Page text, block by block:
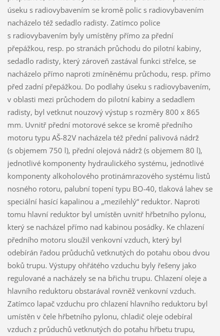
úseku s radiovybavením se kromě polic s radiovybavením
nacházelo též sedadlo radisty. Zatímco police
s radiovybavením byly umístěny přímo za přední
přepážkou, resp. po stranách průchodu do pilotní kabiny,
sedadlo radisty, který zároveň zastával funkci střelce, se
nacházelo přímo naproti zmíněnému průchodu, resp. přímo
před zadní přepážkou. Do podlahy úseku s radiovybavením,
v oblasti mezi průchodem do pilotní kabiny a sedadlem
radisty, byl vetknut nouzový výstup s rozměry 800 x 865
mm. Uvnitř přední motorové sekce se kromě předního
motoru typu AŠ-82V nacházela též přední palivová nádrž
(s objemem 750 l), přední olejová nádrž (s objemem 80 l),
jednotlivé komponenty hydraulického systému, jednotlivé
komponenty alkoholového protinámrazového systému listů
nosného rotoru, palubní topení typu BO-40, tlaková lahev se
speciální hasící kapalinou a „mezilehlý“ reduktor. Naproti
tomu hlavní reduktor byl umístěn uvnitř hřbetního pylonu,
který se nacházel přímo nad kabinou posádky. Ke chlazení
předního motoru sloužil venkovní vzduch, který byl
odebírán řadou průduchů vetknutých do potahu obou dvou
boků trupu. Výstupy ohřátého vzduchu byly řešeny jako
regulované a nacházely se na břichu trupu. Chlazení oleje a
hlavního reduktoru obstarával rovněž venkovní vzduch.
Zatímco lapač vzduchu pro chlazení hlavního reduktoru byl
umístěn v čele hřbetního pylonu, chladič oleje odebíral
vzduch z průduchů vetknutých do potahu hřbetu trupu,